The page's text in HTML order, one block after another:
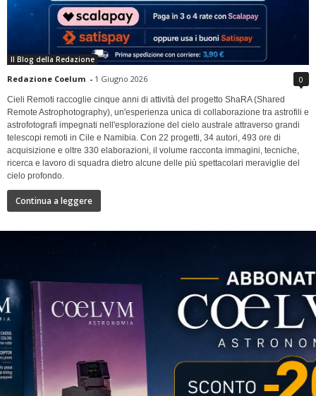
Il Blog della Redazione
Redazione Coelum - 1 Giugno 2026 0
Cieli Remoti raccoglie cinque anni di attività del progetto ShaRA (Shared
Remote Astrophotography), un'esperienza unica di collaborazione tra astrofili e
astrofotografi impegnati nell'esplorazione del cielo australe attraverso grandi
telescopi remoti in Cile e Namibia. Con 22 progetti, 34 autori, 493 ore di
acquisizione e oltre 330 elaborazioni, il volume racconta immagini, tecniche,
ricerca e lavoro di squadra dietro alcune delle più spettacolari meraviglie del
cielo profondo.
Continua a leggere